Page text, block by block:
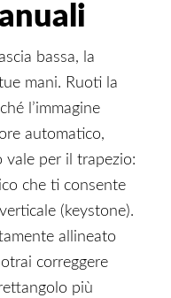
bassa, la
mani. Ruoti la
l’immagine
automatico,
vale per il trapezio:
che ti consente
(keystone).
allineato
correggere
più